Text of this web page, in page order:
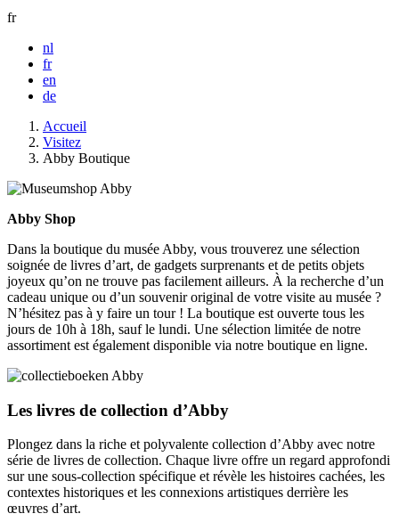
fr
nl
fr
en
de
Accueil
Visitez
Abby Boutique
Abby Shop
Dans la boutique du musée Abby, vous trouverez une sélection
soignée de livres d’art, de gadgets surprenants et de petits objets
joyeux qu’on ne trouve pas facilement ailleurs. À la recherche d’un
cadeau unique ou d’un souvenir original de votre visite au musée ?
N’hésitez pas à y faire un tour ! La boutique est ouverte tous les
jours de 10h à 18h, sauf le lundi. Une sélection limitée de notre
assortiment est également disponible via notre boutique en ligne.
Les livres de collection d’Abby
Plongez dans la riche et polyvalente collection d’Abby avec notre
série de livres de collection. Chaque livre offre un regard approfondi
sur une sous-collection spécifique et révèle les histoires cachées, les
contextes historiques et les connexions artistiques derrière les
œuvres d’art.